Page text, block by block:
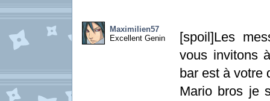
Maximilien57
Excellent Genin
[spoil]Les
vous invitons
bar est à votre
Mario bros je